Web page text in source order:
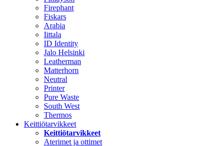
Firephant
Fiskars
Arabia
Iittala
ID Identity
Jalo Helsinki
Leatherman
Matterhorn
Neutral
Printer
Pure Waste
South West
Thermos
Keittiötarvikkeet
Keittiötarvikkeet
Aterimet ja ottimet